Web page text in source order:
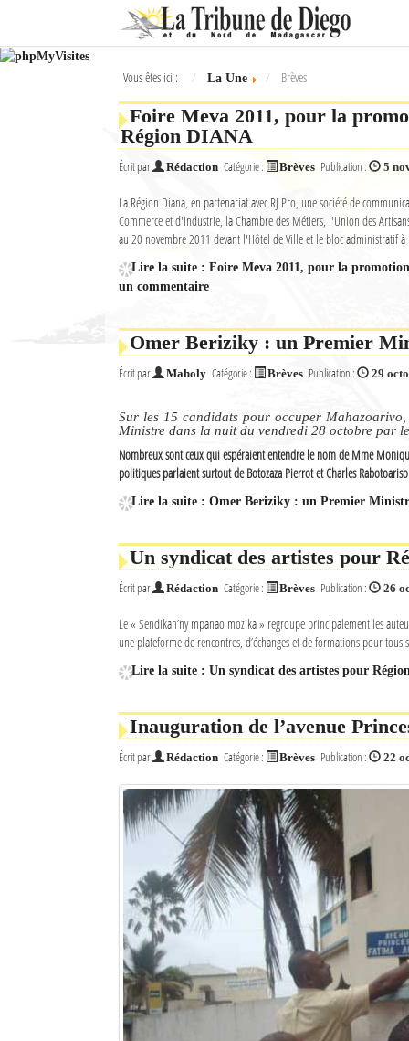
Ok
L'actualité à Diego Suarez
Le Nord de Madagascar
Diego Suarez Pratique
Les Petites Annonces
Vous êtes ici : La Une Brèves
Foire Meva 2011, pour la
Région DIANA
Écrit par Rédaction Catégorie : Brèves Publication : 5
La Région Diana, en partenariat avec RJ Pro, une société de
Commerce et d'Industrie, la Chambre des Métiers, l'Union des
au 20 novembre 2011 devant l'Hôtel de Ville et le bloc administratif à
Lire la suite : Foire Meva 2011, pour la
un commentaire
Omer Beriziky : un Premier
Écrit par Maholy Catégorie : Brèves Publication : 29
Sur les 15 candidats pour occuper
Ministre dans la nuit du vendredi 28 octobre par
Nombreux sont ceux qui espéraient entendre le nom de Mme
politiques parlaient surtout de Botozaza Pierrot et Charles
Lire la suite : Omer Beriziky : un Premier
Un syndicat des artistes pour
Écrit par Rédaction Catégorie : Brèves Publication : 26
Le « Sendikan’ny mpanao mozika » regroupe principalement les
une plateforme de rencontres, d’échanges et de formations pour tous
Lire la suite : Un syndicat des artistes pour
Inauguration de l’avenue
Écrit par Rédaction Catégorie : Brèves Publication : 22